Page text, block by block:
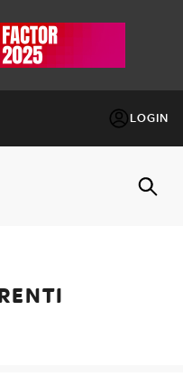
LOGIN
FACTOR